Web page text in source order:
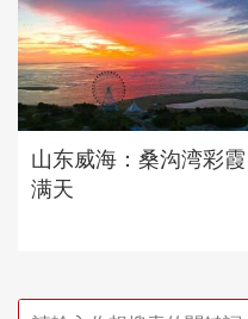
山东威海：桑沟湾彩霞
满天